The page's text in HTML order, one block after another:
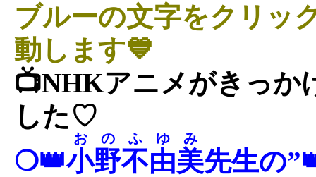
ブルーの文字をクリッ
動します💙
📺NHKアニメがきっか
した♡
❍👑小野不由美
おのふゆみ
先生の